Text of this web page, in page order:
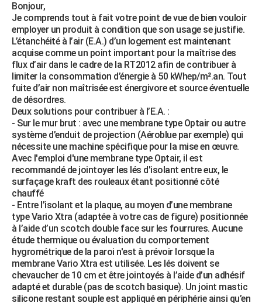
Bonjour,
Je comprends tout à fait votre point de vue de bien vouloir
employer un produit à condition que son usage se justifie.
L’étanchéité à l’air (E.A.) d’un logement est maintenant
acquise comme un point important pour la maîtrise des
flux d’air dans le cadre de la RT2012 afin de contribuer à
limiter la consommation d’énergie à 50 kWhep/m².an. Tout
fuite d’air non maîtrisée est énergivore et source éventuelle
de désordres.
Deux solutions pour contribuer à l’E.A. :
- Sur le mur brut : avec une membrane type Optair ou autre
système d’enduit de projection (Aéroblue par exemple) qui
nécessite une machine spécifique pour la mise en œuvre.
Avec l'emploi d'une membrane type Optair, il est
recommandé de jointoyer les lés d'isolant entre eux, le
surfaçage kraft des rouleaux étant positionné côté
chauffé
- Entre l’isolant et la plaque, au moyen d’une membrane
type Vario Xtra (adaptée à votre cas de figure) positionnée
à l’aide d’un scotch double face sur les fourrures. Aucune
étude thermique ou évaluation du comportement
hygrométrique de la paroi n'est à prévoir lorsque la
membrane Vario Xtra est utilisée. Les lés doivent se
chevaucher de 10 cm et être jointoyés à l’aide d’un adhésif
adapté et durable (pas de scotch basique). Un joint mastic
silicone restant souple est appliqué en périphérie ainsi qu’en